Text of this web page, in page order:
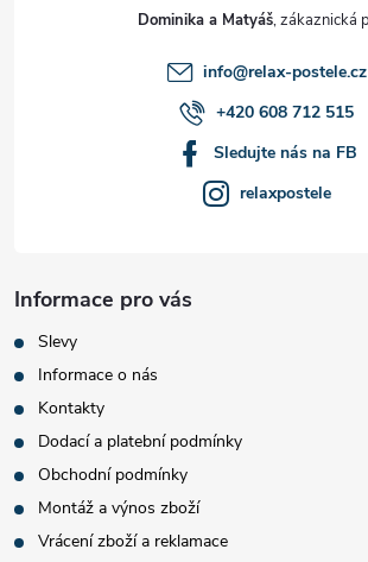
Dominika a Matyáš
info@relax-postele.cz
+420 608 712 515
Sledujte nás na FB
relaxpostele
Informace pro vás
Slevy
Informace o nás
Kontakty
Dodací a platební podmínky
Obchodní podmínky
Montáž a výnos zboží
Vrácení zboží a reklamace